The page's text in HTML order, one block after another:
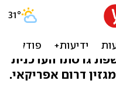
החדש -
גרסתו העדכנית
דרום אפריקאי.